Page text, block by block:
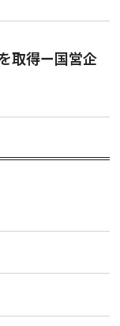
取得ー国営企